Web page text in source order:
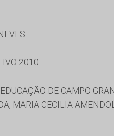
2010
DE CAMPO
MARIA CECILIA